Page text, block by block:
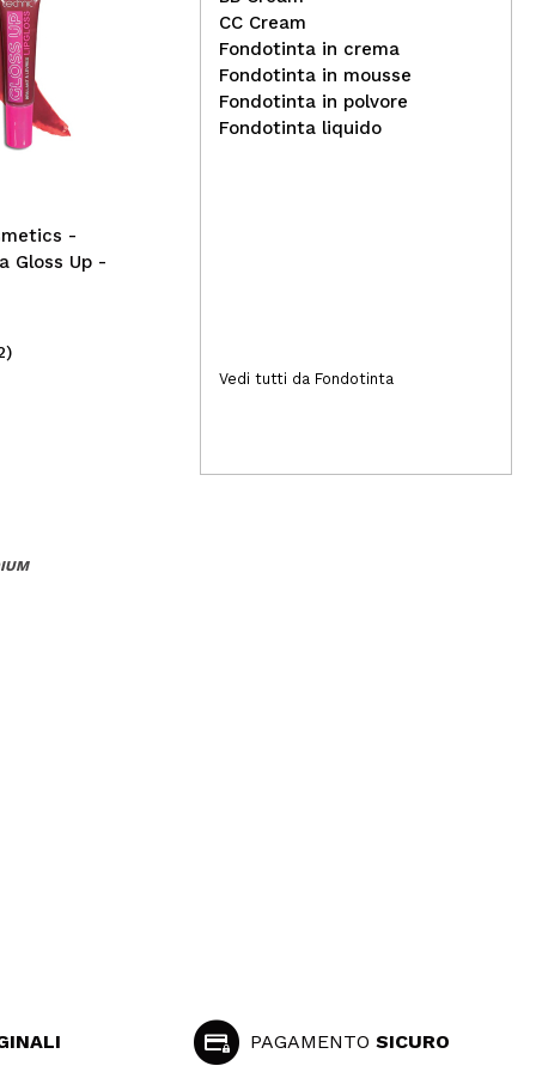
-
Gloss Up -
Milani - Rossetto Color
Fetish Nude Matte - 460:
12,95€
CC Cream
Fondotinta in crema
Fondotinta in mousse
Fondotinta in polvore
Fondotinta liquido
Vedi tutti da Fondotinta
PAGAMENTO SICURO